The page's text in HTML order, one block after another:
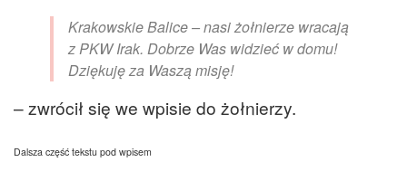
Krakowskie Balice – nasi żołnierze wracają
z PKW Irak. Dobrze Was widzieć w domu!
Dziękuję za Waszą misję!
– zwrócił się we wpisie do żołnierzy.
Dalsza część tekstu pod wpisem